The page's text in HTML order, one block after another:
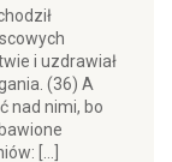
i uzdrawiał
(36) A
nad nimi, bo
[…]